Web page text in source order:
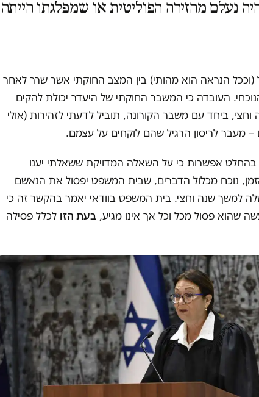
נעלם מהזירה הפוליטית או שמפלגתו הייתה
(וככל הנראה הוא מהותי) בין המצב החוקתי אשר שרר לאחר
העובדה כי המשבר החוקתי של היעדר יכולת להקים
ביחד עם משבר הקורונה, תוביל לדעתי לזהירות (אולי
מעבר לריסון הרגיל שהם לוקחים על עצמם.
בהחלט אפשרות כי על השאלה המדויקת ששאלתי יענו
נוכח מכלול הדברים, שבית המשפט יפסול את הנאשם
למשך שנה וחצי. בית המשפט בוודאי יאמר בהקשר זה כי
שהוא פסול מכל וכל אך אינו מגיע, בעת הזו לכלל פסילה